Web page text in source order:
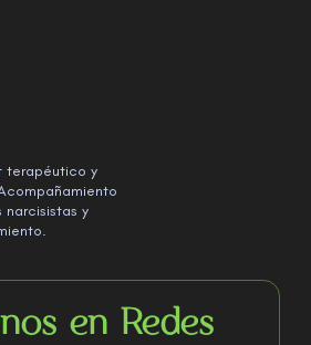
terapéutico y
narcisistas y
en Redes